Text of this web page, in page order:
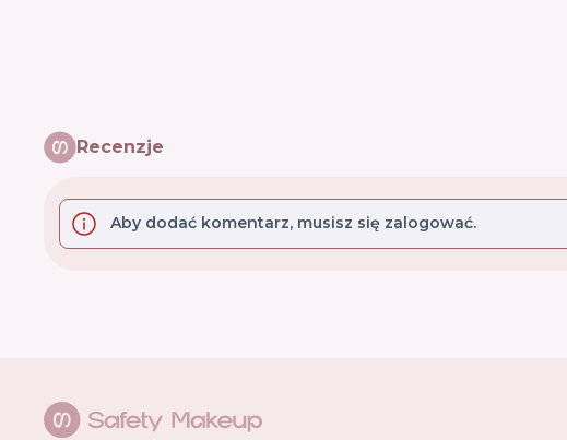
Recenzje
Aby dodać komentarz, musisz się zalogować.